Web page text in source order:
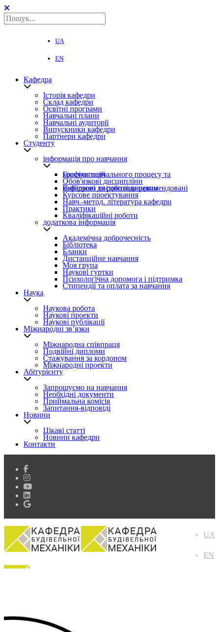
UA
EN
Кафедра
Історія кафедри
Склад кафедри
Освітні програми
Навчальні плани
Навчальні аудиторії
Випускники кафедри
Партнери кафедри
Студенту
інформація про навчання
Графіки навчального процесу та консультацій
Обов'язкові дисципліни
Вибіркові дисципліни рекомендовані кафедрою та роботодавцями
Курсове проектування
Навч.-метод. література кафедри
Практики
Кваліфікаційні роботи
додаткова інформація
Академічна доброчесність
Бібліотека
Бланки
Дистанційне навчання
Моя група
Наукові гуртки
Психологічна допомога і підтримка
Стипендії та оплата за навчання
Наука
Наукова робота
Наукові проекти
Наукові публікації
Міжнародні зв’язки
Міжнародна співпраця
Подвійні дипломи
Стажування за кордоном
Міжнародні проекти
Абітурієнту
Запрошуємо на навчання
Необхідні документи
Приймальна комісія
Запитання-відповіді
Новини
Цікаві статті
Новини кафедри
Контакти
UA
EN